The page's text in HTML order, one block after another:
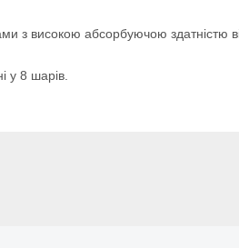
з високою абсорбуючою здатністю
у 8 шарів.